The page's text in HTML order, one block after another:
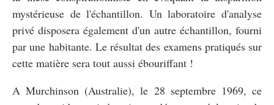
mystérieuse de l'échantillon. Un laboratoire d'analyse
privé disposera également d'un autre échantillon, fourni
par une habitante. Le résultat des examens pratiqués sur
cette matière sera tout aussi ébouriffant !
A Murchinson (Australie), le 28 septembre 1969, ce